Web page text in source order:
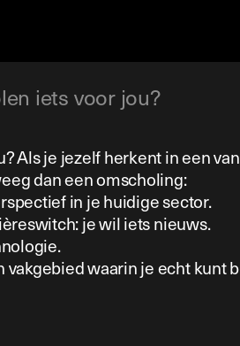
iets voor jou?
Als je jezelf herkent in een
dan een omscholing:
in je huidige sector.
je wil iets nieuws.
vakgebied waarin je echt kunt